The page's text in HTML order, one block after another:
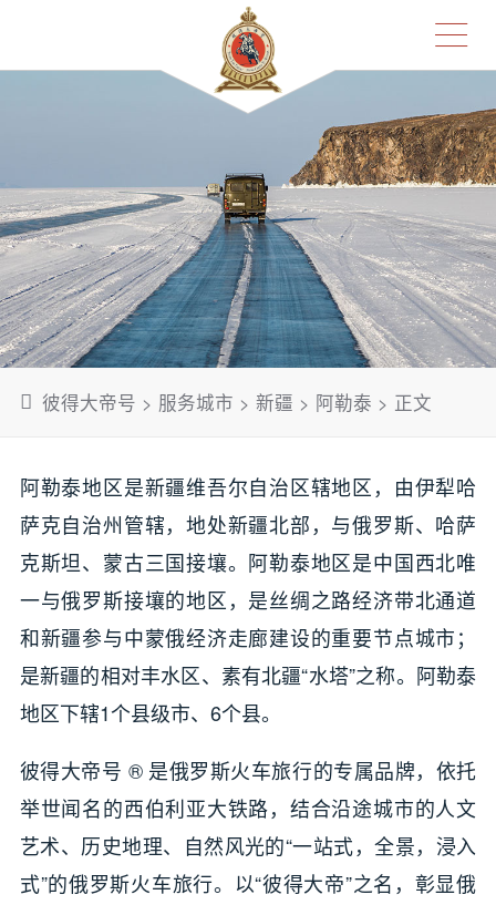
彼得大帝号 > 服务城市 > 新疆 > 阿勒泰 > 正文
阿勒泰地区是新疆维吾尔自治区辖地区，由伊犁哈
萨克自治州管辖，地处新疆北部，与俄罗斯、哈萨
克斯坦、蒙古三国接壤。阿勒泰地区是中国西北唯
一与俄罗斯接壤的地区，是丝绸之路经济带北通道
和新疆参与中蒙俄经济走廊建设的重要节点城市；
是新疆的相对丰水区、素有北疆“水塔”之称。阿勒泰
地区下辖1个县级市、6个县。
彼得大帝号 ® 是俄罗斯火车旅行的专属品牌，依托
举世闻名的西伯利亚大铁路，结合沿途城市的人文
艺术、历史地理、自然风光的“一站式，全景，浸入
式”的俄罗斯火车旅行。以“彼得大帝”之名，彰显俄